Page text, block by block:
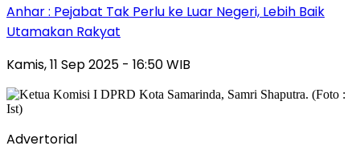
Anhar : Pejabat Tak Perlu ke Luar Negeri, Lebih Baik
Utamakan Rakyat
Kamis, 11 Sep 2025 - 16:50 WIB
Advertorial